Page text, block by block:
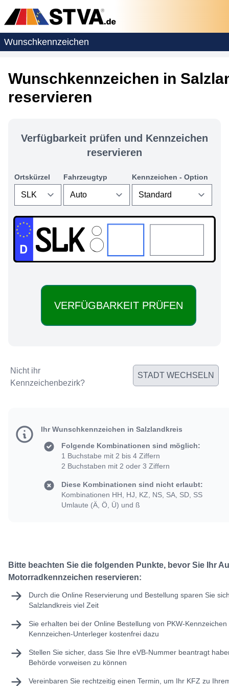
Wunschkennzeichen
Wunschkennzeichen in
reservieren
Verfügbarkeit prüfen und Kennzeichen
reservieren
Ortskürzel Fahrzeugtyp Kennzeichen - Option
SLK:
Nicht ihr
Kennzeichenbezirk?
STADT WECHSELN
Ihr Wunschkennzeichen in Salzlandkreis
Folgende Kombinationen sind möglich:
1 Buchstabe mit 2 bis 4 Ziffern
2 Buchstaben mit 2 oder 3 Ziffern
Diese Kombinationen sind nicht erlaubt:
Kombinationen HH, HJ, KZ, NS, SA, SD, SS
Umlaute (Ä, Ö, Ü) und ß
Bitte beachten Sie die folgenden Punkte, bevor Sie Ihr
Motorradkennzeichen reservieren:
Durch die Online Reservierung und Bestellung sparen Sie
Salzlandkreis viel Zeit
Sie erhalten bei der Online Bestellung von PKW-
Kennzeichen-Unterleger kostenfrei dazu
Stellen Sie sicher, dass Sie Ihre eVB-Nummer beantragt
Behörde vorweisen zu können
Vereinbaren Sie rechtzeitig einen Termin, um Ihr KFZ zu